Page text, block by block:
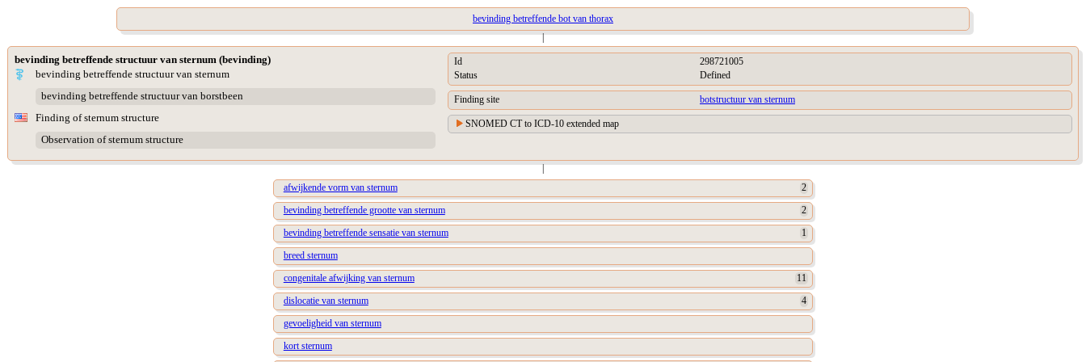
bevinding betreffende bot van thorax
|
bevinding betreffende structuur van sternum (bevinding)
bevinding betreffende structuur van sternum
bevinding betreffende structuur van borstbeen
Finding of sternum structure
Observation of sternum structure
Id
298721005
Status
Defined
Finding site botstructuur van sternum
SNOMED CT to ICD-10 extended map
|
afwijkende vorm van sternum
2
bevinding betreffende grootte van sternum
2
bevinding betreffende sensatie van sternum
1
breed sternum
congenitale afwijking van sternum
11
dislocatie van sternum
4
gevoeligheid van sternum
kort sternum